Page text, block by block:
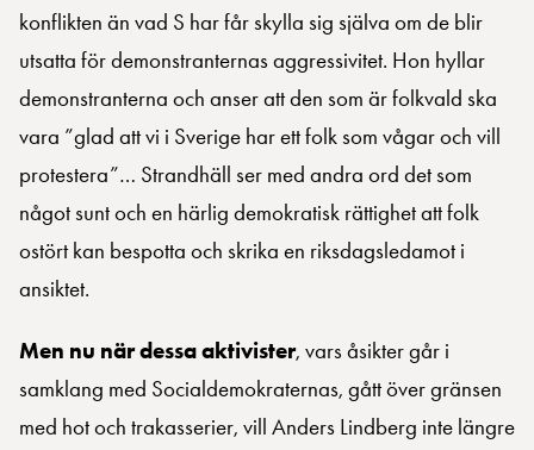
konflikten än vad S har får skylla sig själva om de blir
utsatta för demonstranternas aggressivitet. Hon hyllar
demonstranterna och anser att den som är folkvald ska
vara ”glad att vi i Sverige har ett folk som vågar och vill
protestera”… Strandhäll ser med andra ord det som
något sunt och en härlig demokratisk rättighet att folk
ostört kan bespotta och skrika en riksdagsledamot i
ansiktet.
Men nu när dessa aktivister, vars åsikter går i
samklang med Socialdemokraternas, gått över gränsen
med hot och trakasserier, vill Anders Lindberg inte längre